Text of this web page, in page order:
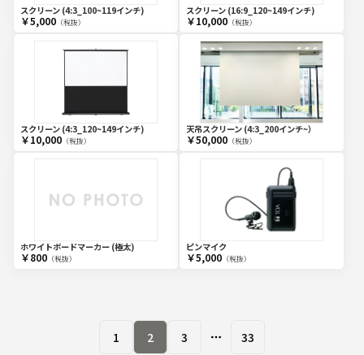
スクリーン (4:3_100~119インチ)
￥5,000（税抜）
スクリーン (16:9_120~149インチ)
￥10,000（税抜）
スクリーン (4:3_120~149インチ)
￥10,000（税抜）
天吊スクリーン (4:3_200インチ~）
￥50,000（税抜）
ホワイトボードマーカー (極太)
￥800（税抜）
ピンマイク
￥5,000（税抜）
1 2 3 More pages
33